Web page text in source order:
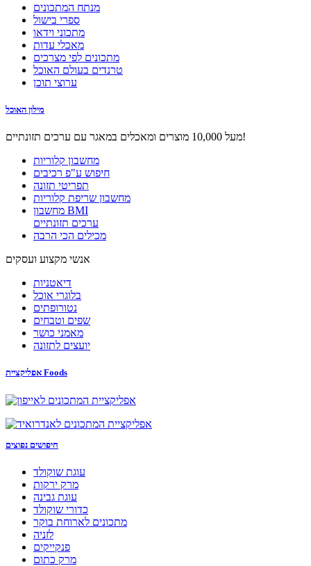
מנתח המתכונים
ספרי בישול
מתכוני וידאו
מאכלי עדות
מתכונים לפי מצרכים
טרנדים בעולם האוכל
ערוצי תוכן
מילון האוכל
מעל 10,000 מוצרים ומאכלים במאגר עם ערכים תזונתיים!
מחשבון קלוריות
חיפוש ע"פ רכיבים
תפריטי תזונה
מחשבון שריפת קלוריות
מחשבון BMI
ערכים תזונתיים
מכילים הכי הרבה
אנשי מקצוע ועסקים
דיאטניות
בלוגרי אוכל
נטורופתים
שפים וטבחים
מאמני כושר
יועצים לתזונה
אפליקציית Foods
חיפושים נפוצים
עוגת שוקולד
מרק ירקות
עוגת גבינה
כדורי שוקולד
מתכונים לארוחת בוקר
לזניה
פנקייקים
מרק כתום